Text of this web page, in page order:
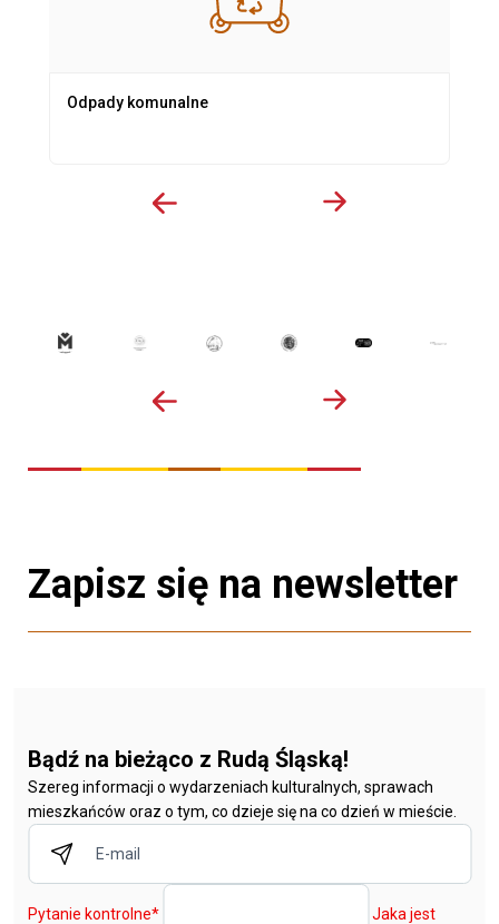
Odpady komunalne
Zapisz się na newsletter
Bądź na bieżąco z Rudą Śląską!
Szereg informacji o wydarzeniach kulturalnych, sprawach
mieszkańców oraz o tym, co dzieje się na co dzień w mieście.
Pytanie kontrolne* Jaka jest